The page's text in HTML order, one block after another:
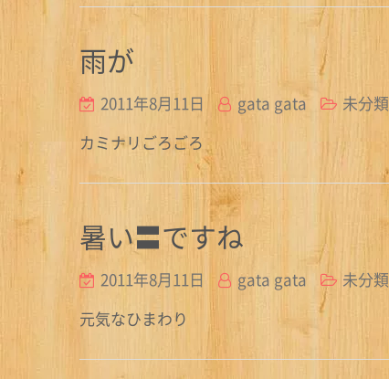
雨が
2011年8月11日 gata gata
未分類
カミナリごろごろ
暑い〓ですね
2011年8月11日 gata gata
未分類
元気なひまわり